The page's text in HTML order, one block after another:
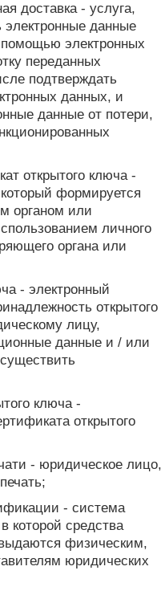
доставка - услуга,
электронные данные
электронных
переданных
подтверждать
данных, и
данные от потери,
открытого ключа -
формируется
органом или
личного
органа или
- электронный
открытого
лицу,
данные и / или
ключа -
открытого
- юридическое лицо,
- система
которой средства
физическим,
юридических